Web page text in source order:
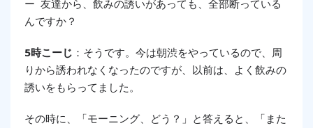
ー 友達から、飲みの誘いがあっても、全部断っている
んですか？
5時こーじ ：そうです。今は朝渋をやっているので、周
りから誘われなくなったのですが、以前は、よく飲みの
誘いをもらってました。
その時に、「モーニング、どう？」と答えると、「また